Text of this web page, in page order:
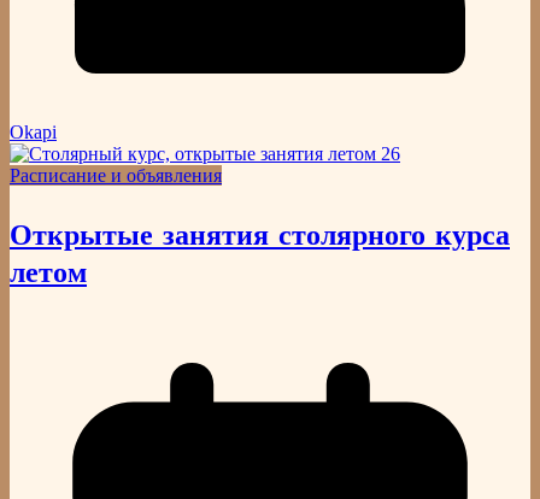
Okapi
Расписание и объявления
Открытые занятия столярного курса
летом